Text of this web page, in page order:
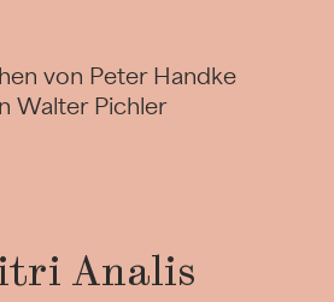
von Peter Handke
Walter Pichler
Analis